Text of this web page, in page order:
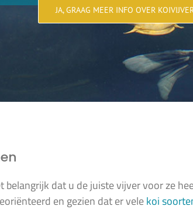
JA, GRAAG MEER INFO OVER
dat u de juiste vijver voor ze
en gezien dat er velekoi